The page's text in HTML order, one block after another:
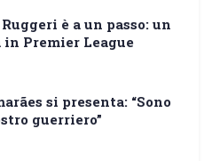
è a un passo: un
Premier League
si presenta: “Sono
guerriero”